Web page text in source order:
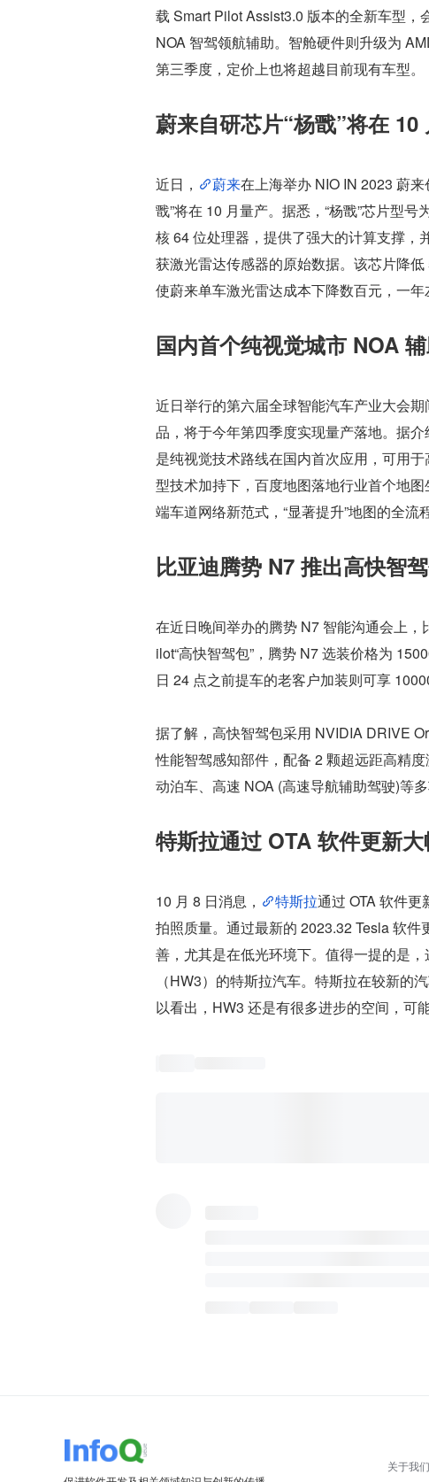
载 Smart Pilot Assist3.0 版本的全新车型
NOA 智驾领航辅助。智舱硬件则升级为
第三季度，定价上也将超越目前现有车型。
蔚来自研芯片“杨戬”将在 10
近日， 蔚来在上海举办 NIO IN 2023 蔚
戬”将在 10 月量产。据悉，“杨戬”芯片型
核 64 位处理器，提供了强大的计算支撑
获激光雷达传感器的原始数据。该芯片降
使蔚来单车激光雷达成本下降数百元，一年
国内首个纯视觉城市 NOA
近日举行的第六届全球智能汽车产业大会期
品，将于今年第四季度实现量产落地。据
是纯视觉技术路线在国内首次应用，可用
型技术加持下，百度地图落地行业首个地
端车道网络新范式，“显著提升”地图的全流
比亚迪腾势 N7 推出高快智
在近日晚间举办的腾势 N7 智能沟通会上，
ilot“高快智驾包”，腾势 N7 选装价格为
日 24 点之前提车的老客户加装则可享
据了解，高快智驾包采用 NVIDIA DRIVE
性能智驾感知部件，配备 2 颗超远距高精
动泊车、高速 NOA (高速导航辅助驾驶)等多
特斯拉通过 OTA 软件更新
10 月 8 日消息， 特斯拉通过 OTA 软件
拍照质量。通过最新的 2023.32 Tesla 软
善，尤其是在低光环境下。值得一提的是
（HW3）的特斯拉汽车。特斯拉在较新的
以看出，HW3 还是有很多进步的空间，可
关于我们